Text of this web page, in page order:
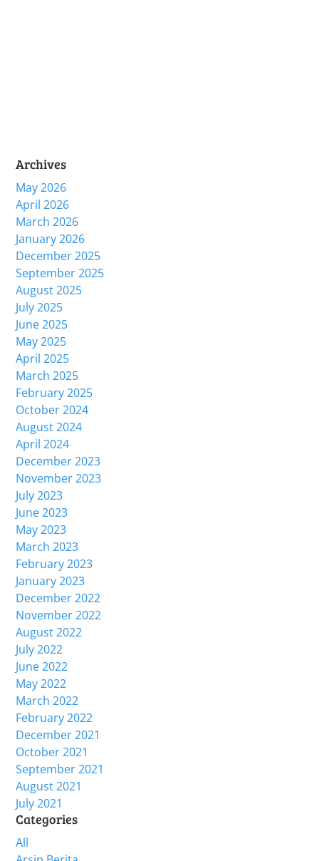
Archives
May 2026
April 2026
March 2026
January 2026
December 2025
September 2025
August 2025
July 2025
June 2025
May 2025
April 2025
March 2025
February 2025
October 2024
August 2024
April 2024
December 2023
November 2023
July 2023
June 2023
May 2023
March 2023
February 2023
January 2023
December 2022
November 2022
August 2022
July 2022
June 2022
May 2022
March 2022
February 2022
December 2021
October 2021
September 2021
August 2021
July 2021
Categories
All